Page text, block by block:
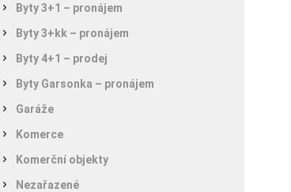
Byty 3+1 – pronájem
Byty 3+kk – pronájem
Byty 4+1 – prodej
Byty Garsonka – pronájem
Garáže
Komerce
Komerční objekty
Nezařazené